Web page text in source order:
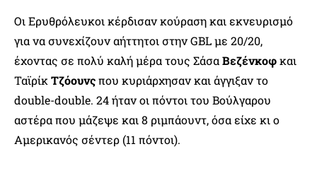
Οι Ερυθρόλευκοι κέρδισαν κούραση και εκνευρισμό
για να συνεχίζουν αήττητοι στην GBL με 20/20,
έχοντας σε πολύ καλή μέρα τους ΣάσαΒεζένκοφκαι
Ταϊρίκ Τζόουνςπου κυριάρχησαν και άγγιξαν το
double-double. 24 ήταν οι πόντοι του Βούλγαρου
αστέρα που μάζεψε και 8 ριμπάουντ, όσα είχε κι ο
Αμερικανός σέντερ (11 πόντοι).